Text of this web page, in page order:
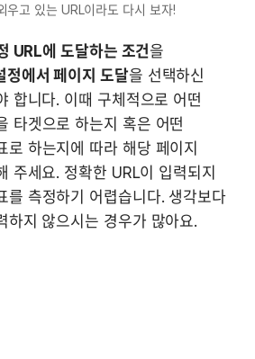
우고 있는 URL이라도 다시 보자!
URL에 도달하는 조건을
정에서 페이지 도달을 선택하신
합니다. 이때 구체적으로 어떤
타겟으로 하는지 혹은 어떤
로 하는지에 따라 해당 페이지
주세요. 정확한 URL이 입력되지
를 측정하기 어렵습니다. 생각보다
하지 않으시는 경우가 많아요.